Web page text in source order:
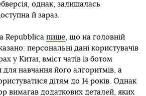
однак, залишалась
й зараз.
Repubblica пише, що на головній
персональні дані користувачів
у Китаї, вміст чатів із ботом
навчання його алгоритмів, а
дітям до 14 років. Однак
вимагав додаткових деталей, яких